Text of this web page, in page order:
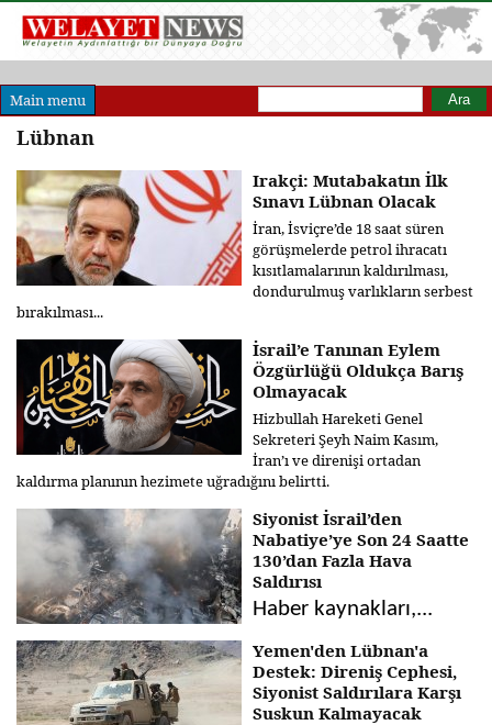
Main menu Arama formu
Ara
Lübnan
Irakçi: Mutabakatın İlk
Sınavı Lübnan Olacak
İran, İsviçre’de 18 saat süren
görüşmelerde petrol ihracatı
kısıtlamalarının kaldırılması,
dondurulmuş varlıkların serbest
bırakılması...
İsrail’e Tanınan Eylem
Özgürlüğü Oldukça Barış
Olmayacak
Hizbullah Hareketi Genel
Sekreteri Şeyh Naim Kasım,
İran’ı ve direnişi ortadan
kaldırma planının hezimete uğradığını belirtti.
Siyonist İsrail’den
Nabatiye’ye Son 24 Saatte
130’dan Fazla Hava
Saldırısı
Haber kaynakları,...
Yemen'den Lübnan'a
Destek: Direniş Cephesi,
Siyonist Saldırılara Karşı
Suskun Kalmayacak